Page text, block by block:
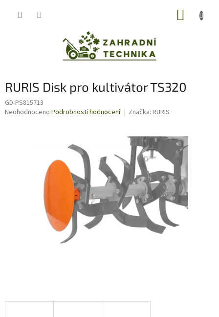
RURIS Disk pro kultivátor TS320
GD-PS815713
Průměrné
Neohodnoceno Podrobnosti hodnocení Značka: RURIS